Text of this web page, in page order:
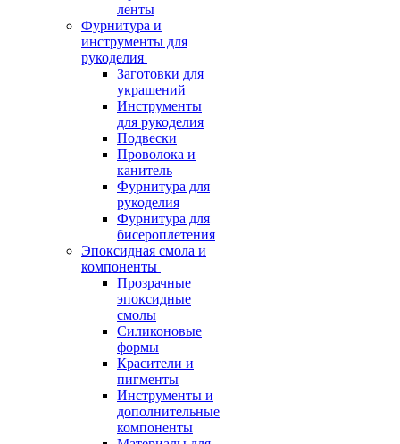
ленты
Фурнитура и
инструменты для
рукоделия
Заготовки для
украшений
Инструменты
для рукоделия
Подвески
Проволока и
канитель
Фурнитура для
рукоделия
Фурнитура для
бисероплетения
Эпоксидная смола и
компоненты
Прозрачные
эпоксидные
смолы
Силиконовые
формы
Красители и
пигменты
Инструменты и
дополнительные
компоненты